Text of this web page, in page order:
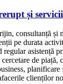
și
consultanță și
pe durata
asistență
de piață,
clienților